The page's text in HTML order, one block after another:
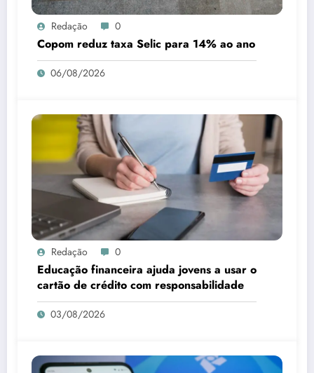
Redação 0
Copom reduz taxa Selic para 14% ao ano
06/08/2026
Redação 0
Educação financeira ajuda jovens a usar o
cartão de crédito com responsabilidade
03/08/2026